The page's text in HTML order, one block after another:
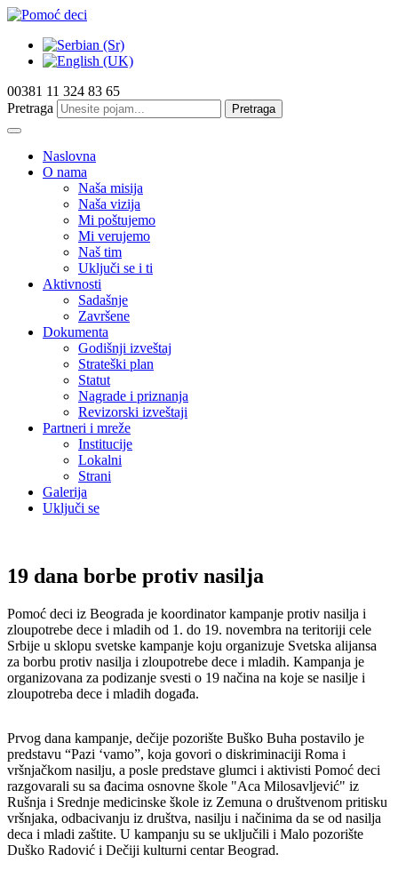
00381 11 324 83 65
Pretraga
Pretraga
Naslovna
O nama
Naša misija
Naša vizija
Mi poštujemo
Mi verujemo
Naš tim
Uključi se i ti
Aktivnosti
Sadašnje
Završene
Dokumenta
Godišnji izveštaj
Strateški plan
Statut
Nagrade i priznanja
Revizorski izveštaji
Partneri i mreže
Institucije
Lokalni
Strani
Galerija
Uključi se
19 dana borbe protiv nasilja
Pomoć deci iz Beograda je koordinator kampanje protiv nasilja i
zloupotrebe dece i mladih od 1. do 19. novembra na teritoriji cele
Srbije u sklopu svetske kampanje koju organizuje Svetska alijansa
za borbu protiv nasilja i zloupotrebe dece i mladih. Kampanja je
organizovana za podizanje svesti o 19 načina na koje se nasilje i
zloupotreba dece i mladih događa.
Prvog dana kampanje, dečije pozorište Buško Buha postavilo je
predstavu “Pazi ‘vamo”, koja govori o diskriminaciji Roma i
vršnjačkom nasilju, a posle predstave glumci i aktivisti Pomoć deci
razgovarali su sa đacima osnovne škole "Aca Milosavljević" iz
Rušnja i Srednje medicinske škole iz Zemuna o društvenom pritisku
vršnjaka, odbacivanju iz društva, nasilju i načinima da se od nasilja
deca i mladi zaštite. U kampanju su se uključili i Malo pozorište
Duško Radović i Dečiji kulturni centar Beograd.